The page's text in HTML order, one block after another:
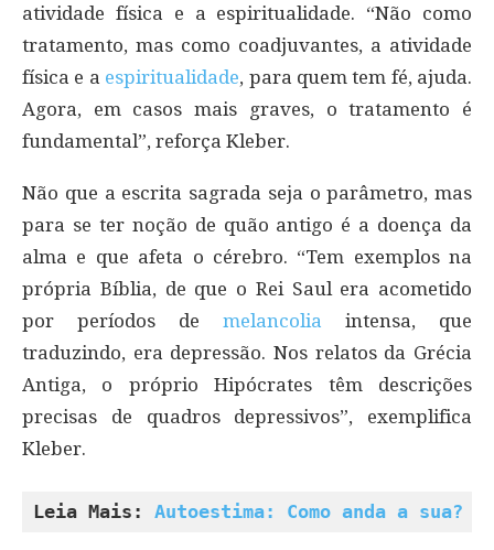
atividade física e a espiritualidade. “Não como
tratamento, mas como coadjuvantes, a atividade
física e a espiritualidade, para quem tem fé, ajuda.
Agora, em casos mais graves, o tratamento é
fundamental”, reforça Kleber.
Não que a escrita sagrada seja o parâmetro, mas
para se ter noção de quão antigo é a doença da
alma e que afeta o cérebro. “Tem exemplos na
própria Bíblia, de que o Rei Saul era acometido
por períodos de melancolia intensa, que
traduzindo, era depressão. Nos relatos da Grécia
Antiga, o próprio Hipócrates têm descrições
precisas de quadros depressivos”, exemplifica
Kleber.
Leia Mais: Autoestima: Como anda a sua?